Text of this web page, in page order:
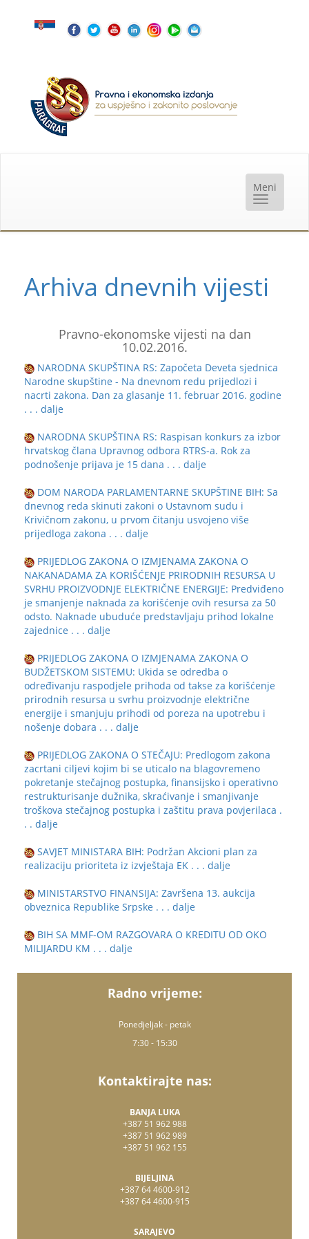
Arhiva dnevnih vijesti
Pravno-ekonomske vijesti na dan
10.02.2016.
NARODNA SKUPŠTINA RS: Započeta Deveta sjednica
Narodne skupštine - Na dnevnom redu prijedlozi i
nacrti zakona. Dan za glasanje 11. februar 2016. godine
. . . dalje
NARODNA SKUPŠTINA RS: Raspisan konkurs za izbor
hrvatskog člana Upravnog odbora RTRS-a. Rok za
podnošenje prijava je 15 dana . . . dalje
DOM NARODA PARLAMENTARNE SKUPŠTINE BIH: Sa
dnevnog reda skinuti zakoni o Ustavnom sudu i
Krivičnom zakonu, u prvom čitanju usvojeno više
prijedloga zakona . . . dalje
PRIJEDLOG ZAKONA O IZMJENAMA ZAKONA O
NAKANADAMA ZA KORIŠĆENJE PRIRODNIH RESURSA U
SVRHU PROIZVODNJE ELEKTRIČNE ENERGIJE: Predviđeno
je smanjenje naknada za korišćenje ovih resursa za 50
odsto. Naknade ubuduće predstavljaju prihod lokalne
zajednice . . . dalje
PRIJEDLOG ZAKONA O IZMJENAMA ZAKONA O
BUDŽETSKOM SISTEMU: Ukida se odredba o
određivanju raspodjele prihoda od takse za korišćenje
prirodnih resursa u svrhu proizvodnje električne
energije i smanjuju prihodi od poreza na upotrebu i
nošenje dobara . . . dalje
PRIJEDLOG ZAKONA O STEČAJU: Predlogom zakona
zacrtani ciljevi kojim bi se uticalo na blagovremeno
pokretanje stečajnog postupka, finansijsko i operativno
restrukturisanje dužnika, skraćivanje i smanjivanje
troškova stečajnog postupka i zaštitu prava povjerilaca .
. . dalje
SAVJET MINISTARA BIH: Podržan Akcioni plan za
realizaciju prioriteta iz izvještaja EK . . . dalje
MINISTARSTVO FINANSIJA: Završena 13. aukcija
obveznica Republike Srpske . . . dalje
BIH SA MMF-OM RAZGOVARA O KREDITU OD OKO
MILIJARDU KM . . . dalje
Radno vrijeme:
Ponedjeljak - petak
7:30 - 15:30
Kontaktirajte nas:
BANJA LUKA
+387 51 962 988
+387 51 962 989
+387 51 962 155
BIJELJINA
+387 64 4600-912
+387 64 4600-915
SARAJEVO